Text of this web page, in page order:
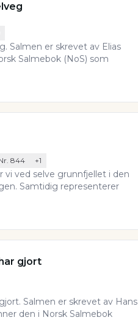
Salmen er skrevet av Elias
Salmebok (NoS) som
844 +1
vi ved selve grunnfjellet i den
Samtidig representerer
gjort
Salmen er skrevet av Hans
den i Norsk Salmebok